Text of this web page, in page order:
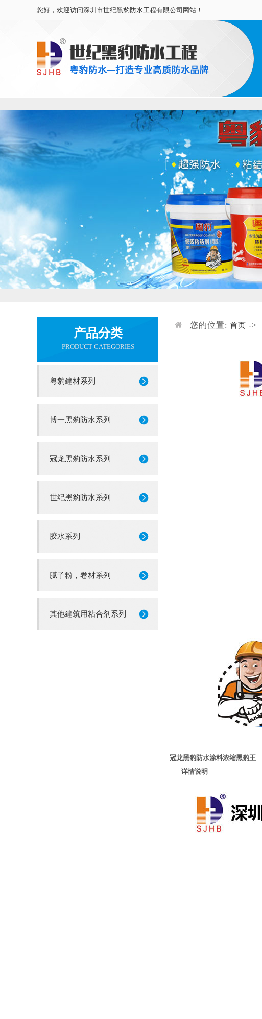
您好，欢迎访问深圳市世纪黑豹防水工程有限公司网站！
产品分类
PRODUCT CATEGORIES
粤豹建材系列
博一黑豹防水系列
冠龙黑豹防水系列
世纪黑豹防水系列
胶水系列
腻子粉，卷材系列
其他建筑用粘合剂系列
您的位置: 首页 ->
冠龙黑豹防水涂料浓缩黑豹王
详情说明